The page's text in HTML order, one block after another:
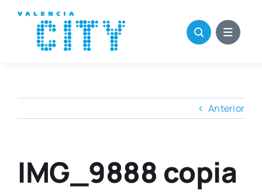
contenido
Anterior
IMG_9888 copia